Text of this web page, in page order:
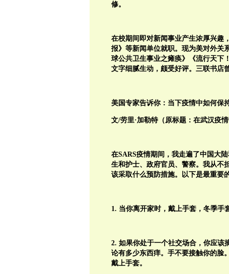
修。
在校期间即对新闻事业产生浓厚兴趣
报》等新闻单位就职。现为美对外关
球公共卫生事业之瘫痪》《流行天下
文字细腻生动，颇受好评。三联书店
美国专家告诉你：当下疫情中如何保
文/劳里·加勒特（原标题：在武汉疫情
在SARS疫情期间，我走遍了中国大
生和护士、政府官员、警察。我从不
该采取什么预防措施。以下是最重要
1. 当你离开家时，戴上手套，冬季手
2. 如果你处于一个社交场合，你应该
论有多少东西痒。手不要接触你的脸
戴上手套。